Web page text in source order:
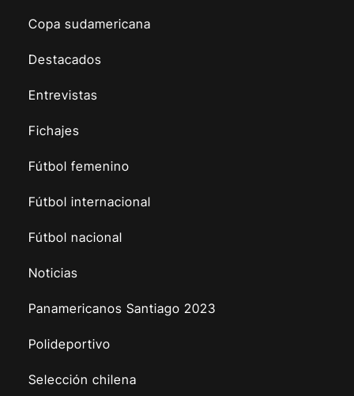
Copa sudamericana
Destacados
Entrevistas
Fichajes
Fútbol femenino
Fútbol internacional
Fútbol nacional
Noticias
Panamericanos Santiago 2023
Polideportivo
Selección chilena